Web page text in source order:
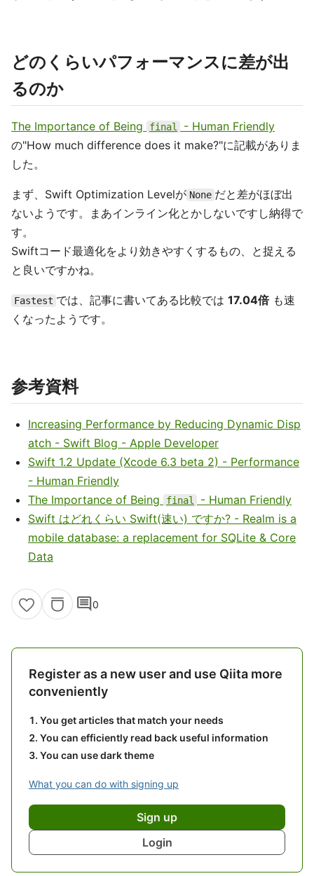
どのくらいパフォーマンスに差が出
るのか
The Importance of Being final
- Human Friendly
の"How much difference does it make?"に記載がありま
した。
まず、Swift Optimization Levelが None だと差がほぼ出
ないようです。まあインライン化とかしないですし納得で
す。
Swiftコード最適化をより効きやすくするもの、と捉える
と良いですかね。
Fastest では、記事に書いてある比較では 17.04倍も速
くなったようです。
参考資料
Increasing Performance by Reducing Dynamic Disp
atch - Swift Blog - Apple Developer
Swift 1.2 Update (Xcode 6.3 beta 2) - Performance
- Human Friendly
The Importance of Being
final
- Human Friendly
Swift はどれくらい Swift(速い) ですか? - Realm is a
mobile database: a replacement for SQLite & Core
Data
comment0
Register as a new user and use Qiita more
conveniently
You get articles that match your needs
You can efficiently read back useful information
You can use dark theme
What you can do with signing up
Sign up
Login